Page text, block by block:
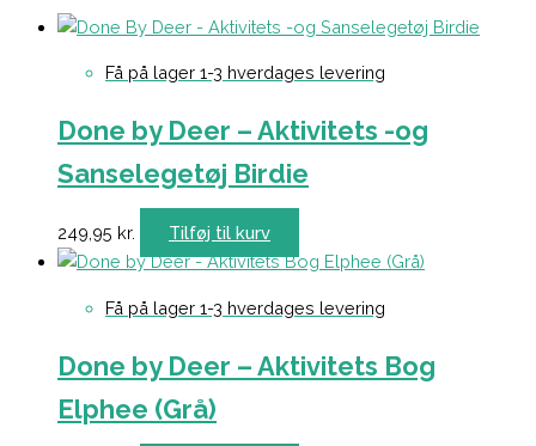
Få på lager 1-3 hverdages levering
Done by Deer – Aktivitets -og
Sanselegetøj Birdie
249,95 kr. Tilføj til kurv
Få på lager 1-3 hverdages levering
Done by Deer – Aktivitets Bog
Elphee (Grå)